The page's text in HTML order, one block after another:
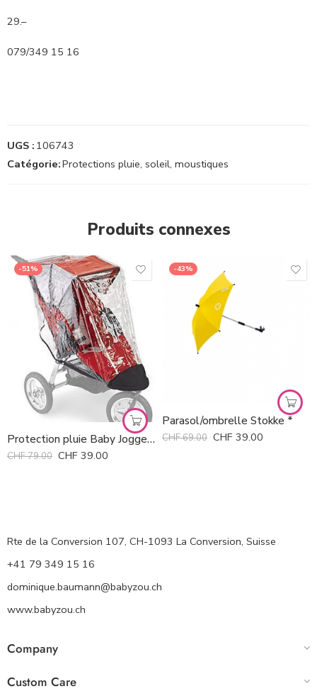
29.–
079/349 15 16
UGS : 106743
Catégorie:Protections pluie, soleil, moustiques
Produits connexes
-51%
Protection pluie Baby Jogger *
CHF79.00 CHF 39.00
-43%
Parasol/ombrelle Stokke *
CHF69.00 CHF 39.00
Rte de la Conversion 107, CH-1093 La Conversion, Suisse
+41 79 349 15 16
dominique.baumann@babyzou.ch
www.babyzou.ch
Company
Custom Care